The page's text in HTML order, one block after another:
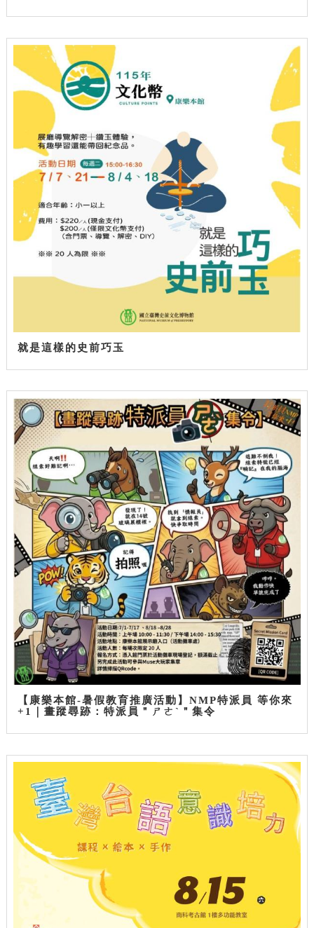
就是這樣的史前巧玉
【康樂本館-暑假教育推廣活動】NMP特派員 等你來
+1｜畫蹤尋跡：特派員＂ㄕㄜˋ＂集令